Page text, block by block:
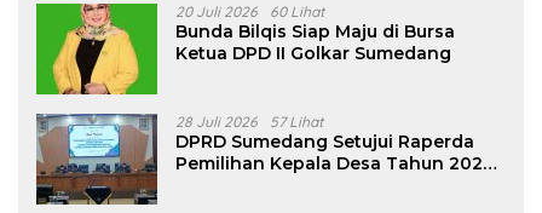
20 Juli 2026 60 Lihat
Bunda Bilqis Siap Maju di Bursa
Ketua DPD II Golkar Sumedang
28 Juli 2026 57 Lihat
DPRD Sumedang Setujui Raperda
Pemilihan Kepala Desa Tahun 2026